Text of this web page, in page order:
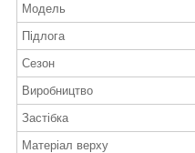
Модель
Підлога
Сезон
Виробництво
Застібка
Матеріал верху